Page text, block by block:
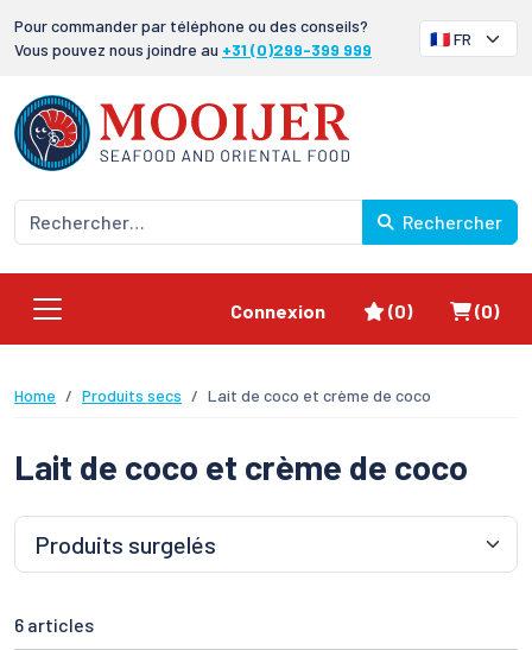
Pour commander par téléphone ou des conseils?
Vous pouvez nous joindre au +31 (0)299-399 999
Rechercher
Connexion Favoris
(0) Panier
(0)
Home Produits secs Lait de coco et crème de coco
Lait de coco et crème de coco
6 articles